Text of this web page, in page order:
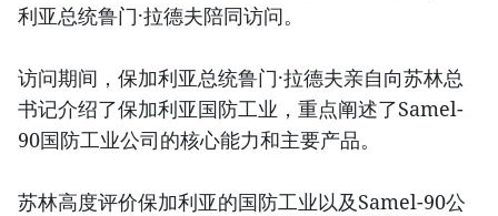
利亚总统鲁门·拉德夫陪同访问。
访问期间，保加利亚总统鲁门·拉德夫亲自向苏林总
书记介绍了保加利亚国防工业，重点阐述了Samel-
90国防工业公司的核心能力和主要产品。
苏林高度评价保加利亚的国防工业以及Samel-90公